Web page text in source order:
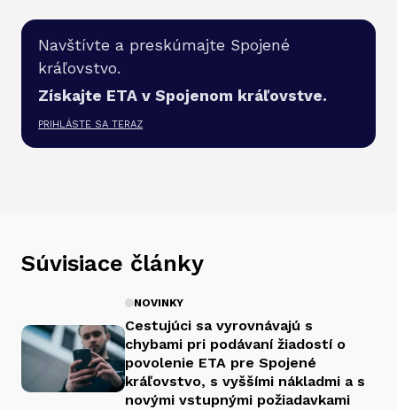
Navštívte a preskúmajte Spojené
kráľovstvo.
Získajte ETA v Spojenom kráľovstve.
PRIHLÁSTE SA TERAZ
Súvisiace články
NOVINKY
Cestujúci sa vyrovnávajú s
chybami pri podávaní žiadostí o
povolenie ETA pre Spojené
kráľovstvo, s vyššími nákladmi a s
novými vstupnými požiadavkami